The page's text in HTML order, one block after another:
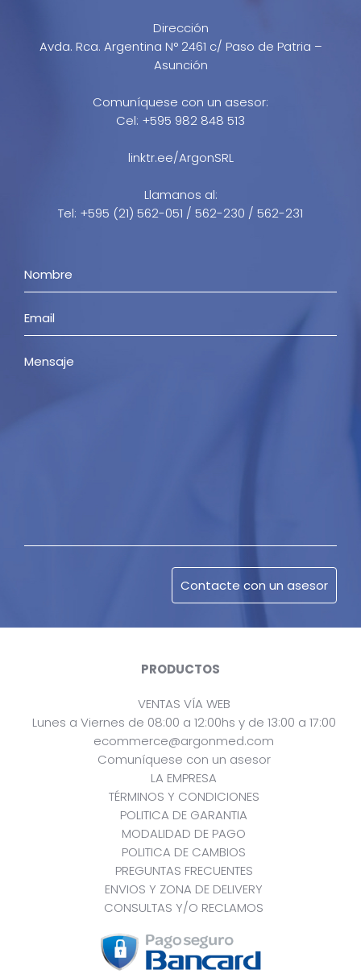
Dirección
Avda. Rca. Argentina N° 2461 c/ Paso de Patria –
Asunción
Comuníquese con un asesor:
Cel: +595 982 848 513
linktr.ee/ArgonSRL
Llamanos al:
Tel: +595 (21) 562-051 / 562-230 / 562-231
PRODUCTOS
VENTAS VÍA WEB
Lunes a Viernes de 08:00 a 12:00hs y de 13:00 a 17:00
ecommerce@argonmed.com
Comuníquese con un asesor
LA EMPRESA
TÉRMINOS Y CONDICIONES
POLITICA DE GARANTIA
MODALIDAD DE PAGO
POLITICA DE CAMBIOS
PREGUNTAS FRECUENTES
ENVIOS Y ZONA DE DELIVERY
CONSULTAS Y/O RECLAMOS